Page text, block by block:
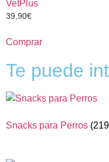
VetPlus
39,90€
Comprar
Te puede
Snacks para Perros